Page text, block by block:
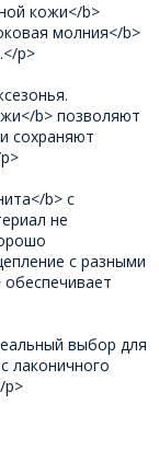
кожи</b>
молния</b>
p>
b> позволяют
сохраняют
b> с
не
с разными
выбор для
лаконичного
p>